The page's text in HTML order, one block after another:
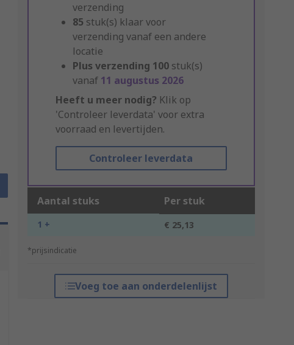
verzending
85 stuk(s) klaar voor
verzending vanaf een andere
locatie
Plus verzending 100 stuk(s)
vanaf 11 augustus 2026
Heeft u meer nodig? Klik op
'Controleer leverdata' voor extra
voorraad en levertijden.
Controleer leverdata
Aantal stuks Per stuk
1 + € 25,13
*prijsindicatie
Voeg toe aan onderdelenlijst